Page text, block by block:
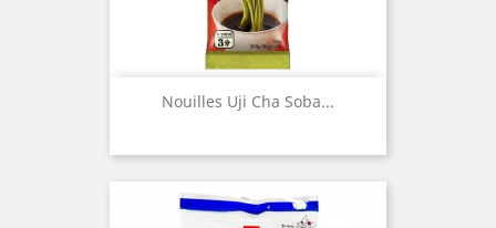
Nouilles Uji Cha Soba...